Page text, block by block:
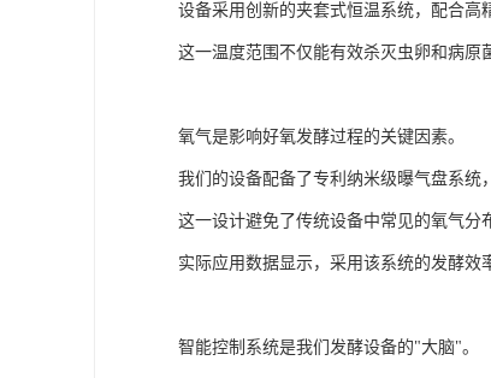
设备采用创新的夹套式恒温系统，配合高
这一温度范围不仅能有效杀灭虫卵和病原
氧气是影响好氧发酵过程的关键因素。
我们的设备配备了专利纳米级曝气盘系统
这一设计避免了传统设备中常见的氧气分
实际应用数据显示，采用该系统的发酵效
智能控制系统是我们发酵设备的"大脑"。